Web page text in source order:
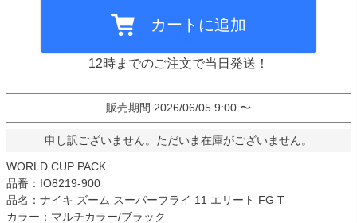
カートに追加
12時までのご注文で当日発送！
販売期間 2026/06/05 9:00 〜
申し訳ございません。ただいま在庫がございません。
WORLD CUP PACK
品番：IO8219-900
品名：ナイキ ズーム スーパーフライ 11 エリート FG T
カラー：マルチカラー/ブラック